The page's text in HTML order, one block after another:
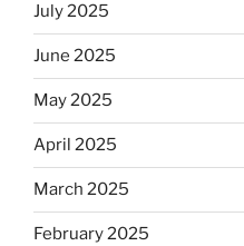
July 2025
June 2025
May 2025
April 2025
March 2025
February 2025